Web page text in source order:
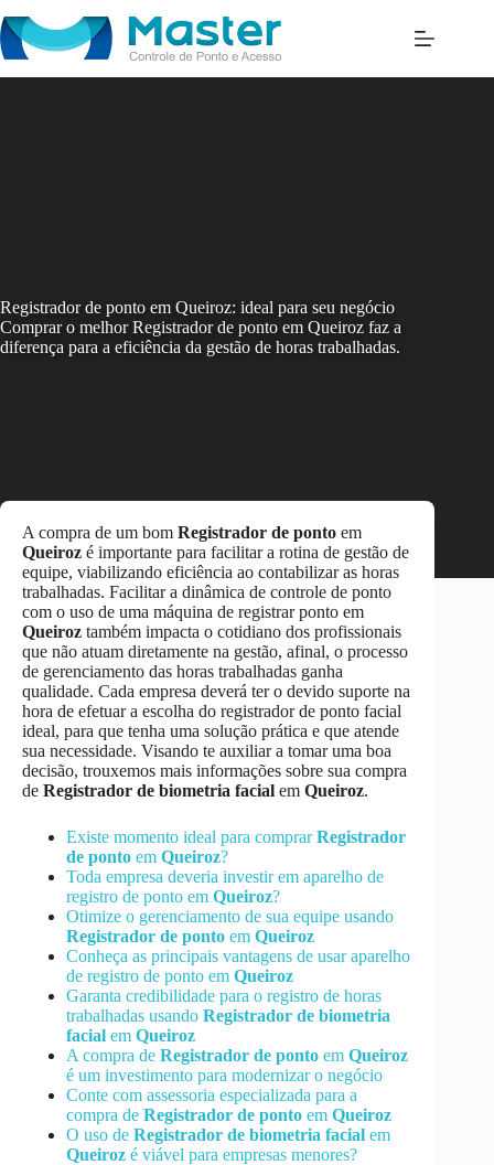
to
content
Registrador de ponto em Queiroz: ideal para seu negócio
Comprar o melhor Registrador de ponto em Queiroz faz a
diferença para a eficiência da gestão de horas trabalhadas.
A compra de um bom Registrador de ponto em
Queiroz é importante para facilitar a rotina de gestão de
equipe, viabilizando eficiência ao contabilizar as horas
trabalhadas. Facilitar a dinâmica de controle de ponto
com o uso de uma máquina de registrar ponto em
Queiroz também impacta o cotidiano dos profissionais
que não atuam diretamente na gestão, afinal, o processo
de gerenciamento das horas trabalhadas ganha
qualidade. Cada empresa deverá ter o devido suporte na
hora de efetuar a escolha do registrador de ponto facial
ideal, para que tenha uma solução prática e que atende
sua necessidade. Visando te auxiliar a tomar uma boa
decisão, trouxemos mais informações sobre sua compra
de Registrador de biometria facial em Queiroz.
Existe momento ideal para comprarRegistrador
de ponto em Queiroz?
Toda empresa deveria investir em aparelho de
registro de ponto em Queiroz?
Otimize o gerenciamento de sua equipe usando
Registrador de ponto em Queiroz
Conheça as principais vantagens de usar aparelho
de registro de ponto em Queiroz
Garanta credibilidade para o registro de horas
trabalhadas usando Registrador de biometria
facial em Queiroz
A compra de Registrador de ponto em Queiroz
é um investimento para modernizar o negócio
Conte com assessoria especializada para a
compra de Registrador de ponto em Queiroz
O uso de Registrador de biometria facial em
Queiroz é viável para empresas menores?